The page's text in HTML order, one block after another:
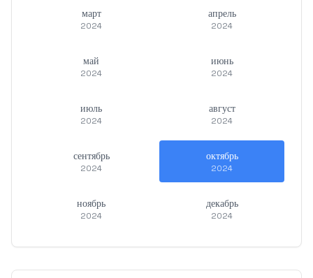
март
2024
апрель
2024
май
2024
июнь
2024
июль
2024
август
2024
сентябрь
2024
октябрь
2024
ноябрь
2024
декабрь
2024